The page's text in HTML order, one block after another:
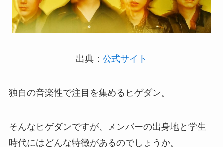
出典： 公式サイト
独自の音楽性で注目を集めるヒゲダン。
そんなヒゲダンですが、メンバーの出身地と学生
時代にはどんな特徴があるのでしょうか。